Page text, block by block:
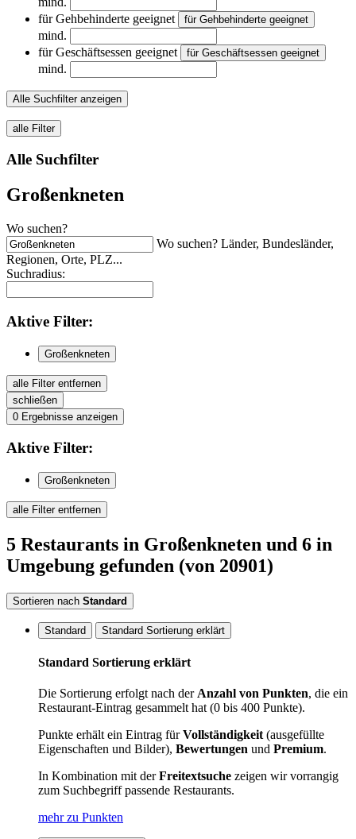
für Gehbehinderte geeignet
für Gehbehinderte geeignet
mind.
für Geschäftsessen geeignet
für Geschäftsessen geeignet
mind.
Alle Suchfilter anzeigen
alle Filter
Alle Suchfilter
Großenkneten
Wo suchen?
Wo suchen? Länder, Bundesländer,
Regionen, Orte, PLZ...
Suchradius:
Aktive Filter:
Großenkneten
alle Filter entfernen
schließen
0 Ergebnisse anzeigen
Aktive Filter:
Großenkneten
alle Filter entfernen
5 Restaurants in Großenkneten und 6 in
Umgebung gefunden (von 20901)
Sortieren nach Standard
Standard Standard Sortierung erklärt
Standard Sortierung erklärt
Die Sortierung erfolgt nach derAnzahl von Punkten, die ein
Restaurant-Eintrag gesammelt hat (0 bis 400 Punkte).
Punkte erhält ein Eintrag fürVollständigkeit(ausgefüllte
Eigenschaften und Bilder), Bewertungen und Premium.
In Kombination mit derFreitextsuche zeigen wir vorrangig
zum Suchbegriff passende Restaurants.
mehr zu Punkten